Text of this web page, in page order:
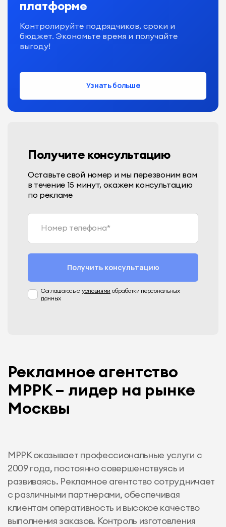
платформе
Контролируйте подрядчиков, сроки и
бюджет. Экономьте время и получайте
выгоду!
Узнать больше
Получите консультацию
Оставьте свой номер и мы перезвоним вам
в течение 15 минут, окажем консультацию
по рекламе
Номер телефона*
Получить консультацию
Соглашаюсь с условиями обработки персональных
данных
Рекламное агентство
МРРК – лидер на рынке
Москвы
МРРК оказывает профессиональные услуги с
2009 года, постоянно совершенствуясь и
развиваясь. Рекламное агентство сотрудничает
с различными партнерами, обеспечивая
клиентам оперативность и высокое качество
выполнения заказов. Контроль изготовления